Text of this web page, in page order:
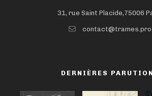
31, rue Saint Placide,75006
contact@trames.pro
DERNIÈRES